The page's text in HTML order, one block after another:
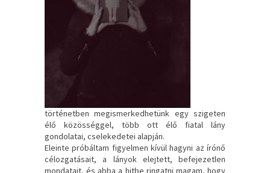
történetben megismerkedhetünk egy szigeten
élő közösséggel, több ott élő fiatal lány
gondolatai, cselekedetei alapján.
Eleinte próbáltam figyelmen kívül hagyni az írónő
célozgatásait, a lányok elejtett, befejezetlen
mondatait, és abba a hitbe ringatni magam, hogy